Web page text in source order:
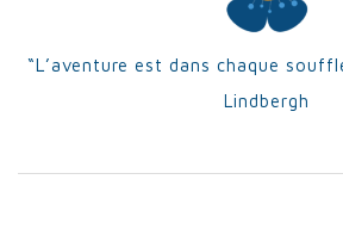
“L’aventure est dans chaque
Lindbergh